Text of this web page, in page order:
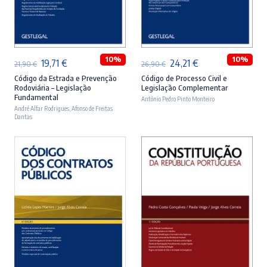
21,90€ O
preço
original
era:
19,71 €O
preço
atual
é:
10%
Código da Estrada e Prevenção
Rodoviária – Legislação
Fundamental
André Alfar Rodrigues Afonso de Freitas
Dantas
26,90€ O
preço
original
24,21 €O
preço
atual
10%
Código de Processo Civil e
Legislação Complementar
António Pedro Pinto Monteiro